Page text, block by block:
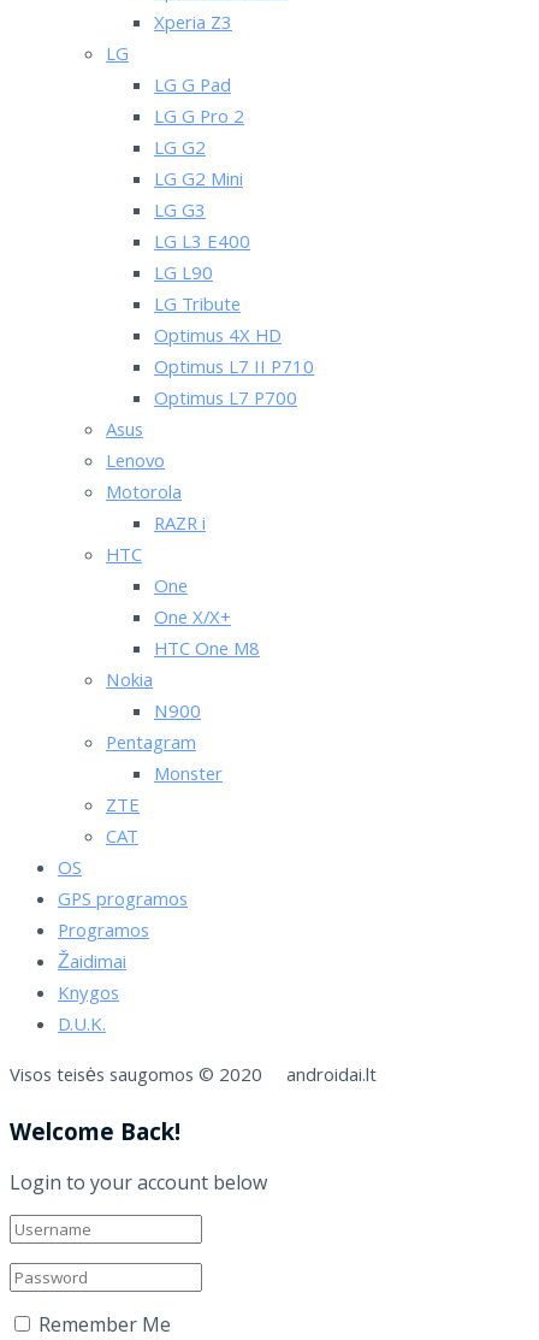
Xperia Z3
LG
LG G Pad
LG G Pro 2
LG G2
LG G2 Mini
LG G3
LG L3 E400
LG L90
LG Tribute
Optimus 4X HD
Optimus L7 II P710
Optimus L7 P700
Asus
Lenovo
Motorola
RAZR i
HTC
One
One X/X+
HTC One M8
Nokia
N900
Pentagram
Monster
ZTE
CAT
OS
GPS programos
Programos
Žaidimai
Knygos
D.U.K.
Visos teisės saugomos © 2020 androidai.lt
Welcome Back!
Login to your account below
Remember Me